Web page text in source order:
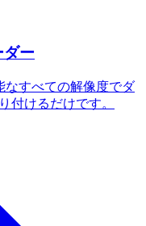
ダー
なすべての解像度でダ
付けるだけです。